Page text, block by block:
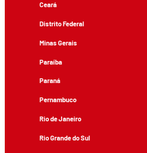
Ceará
Distrito Federal
Minas Gerais
Paraíba
Paraná
Pernambuco
Rio de Janeiro
Rio Grande do Sul